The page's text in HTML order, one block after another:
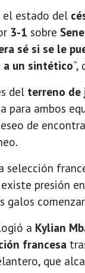
estado del
3-1 sobre
sé si se le
a un sintético
del terreno de
para ambos
de
selección
presión
a Kylian
francesa
que